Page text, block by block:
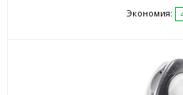
Экономия: